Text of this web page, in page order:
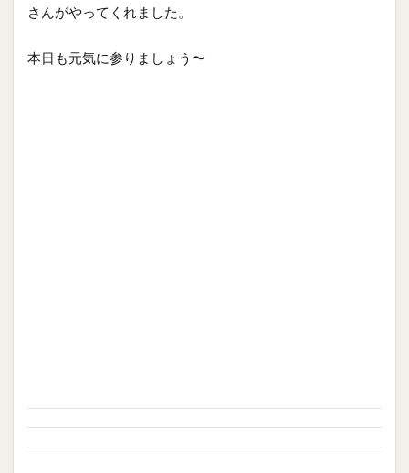
さんがやってくれました。
本日も元気に参りましょう〜